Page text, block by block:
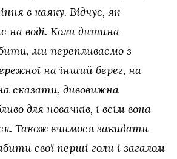
в каяку. Відчує, як
воді. Коли дитина
ми перепливаємо з
на інший берег, на
сказати, дивовижна
для новачків, і всім вона
Також вчимося закидати
свої перші голи і загалом